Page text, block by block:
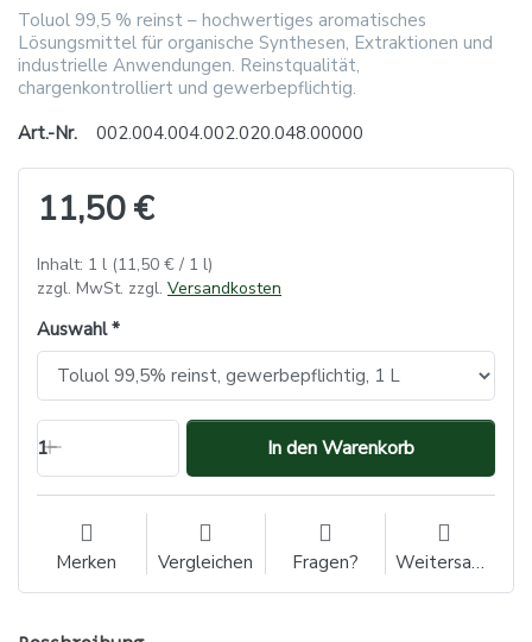
Toluol 99,5 % reinst – hochwertiges aromatisches
Lösungsmittel für organische Synthesen, Extraktionen und
industrielle Anwendungen. Reinstqualität,
chargenkontrolliert und gewerbepflichtig.
Art.-Nr.
002.004.004.002.020.048.00000
11,50 €
Inhalt: 1 l (11,50 € / 1 l)
zzgl. MwSt. zzgl. Versandkosten
Auswahl
1 In den Warenkorb
Merken Vergleichen Fragen? Weitersagen